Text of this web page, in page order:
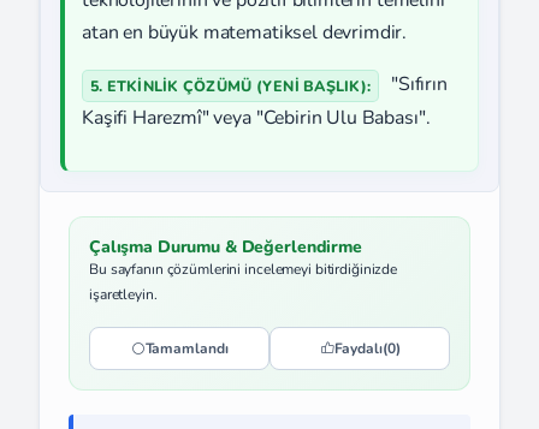
atan en büyük matematiksel devrimdir.
5. ETKİNLİK ÇÖZÜMÜ (YENI BAŞLIK):
"Sıfırın
Kaşifi Harezmî" veya "Cebirin Ulu Babası".
Çalışma Durumu & Değerlendirme
Bu sayfanın çözümlerini incelemeyi bitirdiğinizde
işaretleyin.
Tamamlandı Faydalı(0)